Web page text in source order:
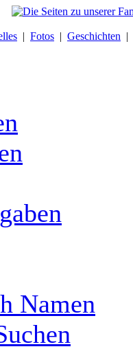
| Fotos | Geschichten |
Namen